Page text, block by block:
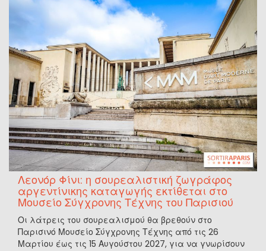
Λεονόρ Φίνι: η σουρεαλιστική ζωγράφος
αργεντίνικης καταγωγής εκτίθεται στο
Μουσείο Σύγχρονης Τέχνης του Παρισιού
Οι λάτρεις του σουρεαλισμού θα βρεθούν στο
Παρισινό Μουσείο Σύγχρονης Τέχνης από τις 26
Μαρτίου έως τις 15 Αυγούστου 2027, για να γνωρίσουν